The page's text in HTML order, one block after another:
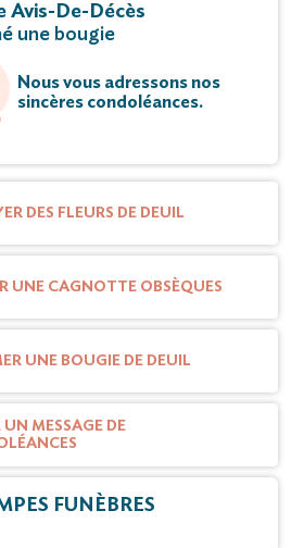
Avis-De-Décès
une bougie
Nous vous adressons nos
sincères condoléances.
DES FLEURS DE DEUIL
UNE CAGNOTTE OBSÈQUES
UNE BOUGIE DE DEUIL
UN MESSAGE DE
FUNÈBRES